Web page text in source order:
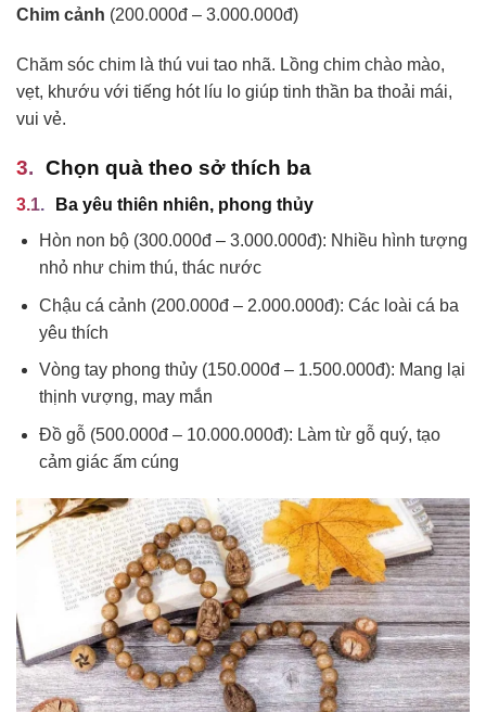
Chim cảnh (200.000đ – 3.000.000đ)
Chăm sóc chim là thú vui tao nhã. Lồng chim chào mào,
vẹt, khướu với tiếng hót líu lo giúp tinh thần ba thoải mái,
vui vẻ.
Chọn quà theo sở thích ba
Ba yêu thiên nhiên, phong thủy
Hòn non bộ (300.000đ – 3.000.000đ): Nhiều hình tượng
nhỏ như chim thú, thác nước
Chậu cá cảnh (200.000đ – 2.000.000đ): Các loài cá ba
yêu thích
Vòng tay phong thủy (150.000đ – 1.500.000đ): Mang lại
thịnh vượng, may mắn
Đồ gỗ (500.000đ – 10.000.000đ): Làm từ gỗ quý, tạo
cảm giác ấm cúng